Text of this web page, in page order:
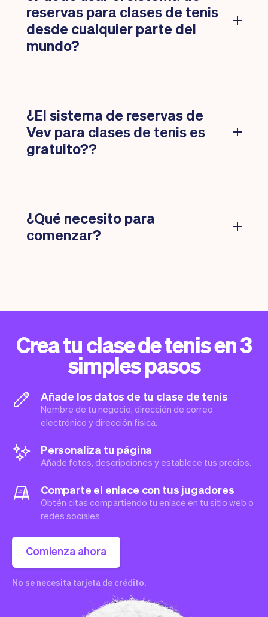
reservas para clases de tenis
desde cualquier parte del
mundo?
¿El sistema de reservas de
Vev para clases de tenis es
gratuito??
¿Qué necesito para
comenzar?
Crea tu clase de tenis en 3
simples pasos
Añade los datos de tu clase de tenis
Nombre de tu negocio, dirección de correo
electrónico y dirección física.
Personaliza tu página
Añade fotos, descripciones y establece tus precios.
Comparte el enlace con tus jugadores
Obtén citas compartiendo tu enlace en tu sitio web o
redes sociales
Comienza ahora
No se necesita tarjeta de crédito.